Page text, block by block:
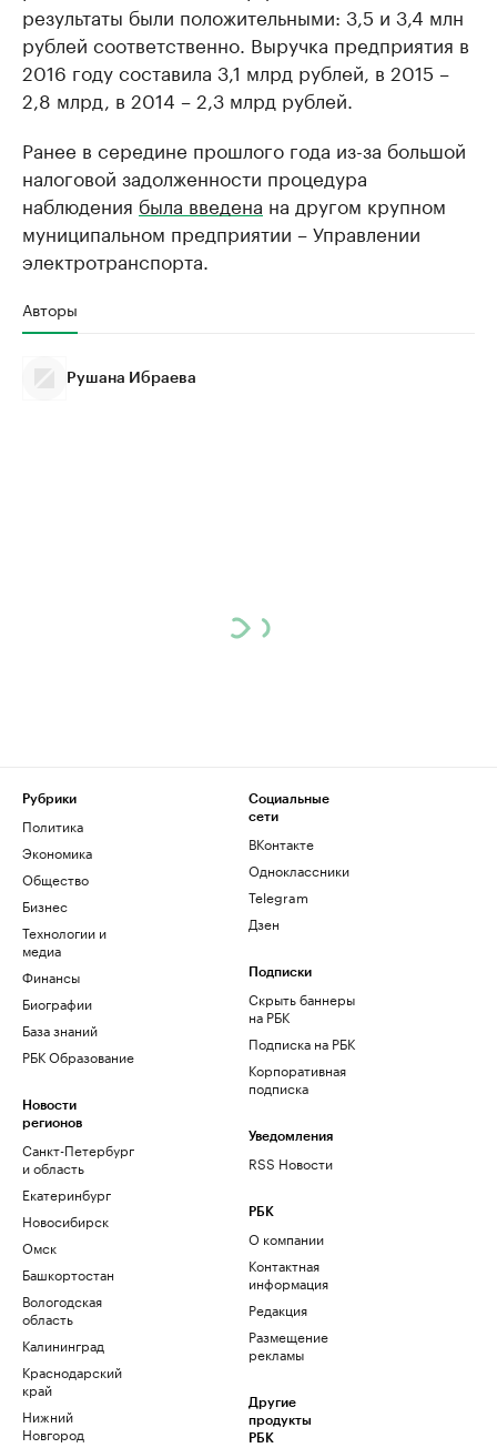
результаты были положительными: 3,5 и 3,4 млн
рублей соответственно. Выручка предприятия в
2016 году составила 3,1 млрд рублей, в 2015 –
2,8 млрд, в 2014 – 2,3 млрд рублей.
Ранее в середине прошлого года из-за большой
налоговой задолженности процедура
наблюдения была введена на другом крупном
муниципальном предприятии – Управлении
электротранспорта.
Авторы
Рушана Ибраева
Рубрики
Политика
Экономика
Общество
Бизнес
Технологии и
медиа
Финансы
Биографии
База знаний
РБК Образование
Новости
регионов
Санкт-Петербург
и область
Екатеринбург
Новосибирск
Омск
Башкортостан
Вологодская
область
Калининград
Краснодарский
край
Нижний
Новгород
Социальные
сети
ВКонтакте
Одноклассники
Telegram
Дзен
Подписки
Скрыть баннеры
на РБК
Подписка на РБК
Корпоративная
подписка
Уведомления
RSS Новости
РБК
О компании
Контактная
информация
Редакция
Размещение
рекламы
Другие
продукты
РБК